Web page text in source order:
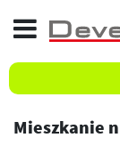
Mieszkanie